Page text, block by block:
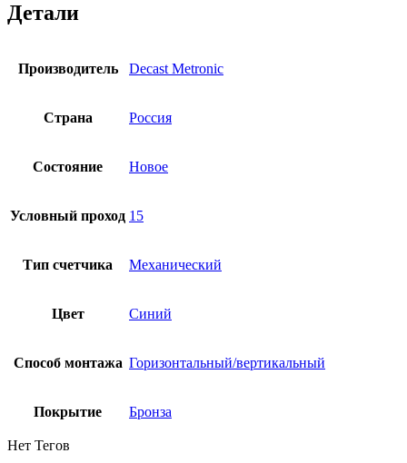
Детали
Производитель Decast Metronic
Страна Россия
Состояние Новое
Условный проход 15
Тип счетчика Механический
Цвет Синий
Способ монтажа Горизонтальный/вертикальный
Покрытие Бронза
Нет Тегов